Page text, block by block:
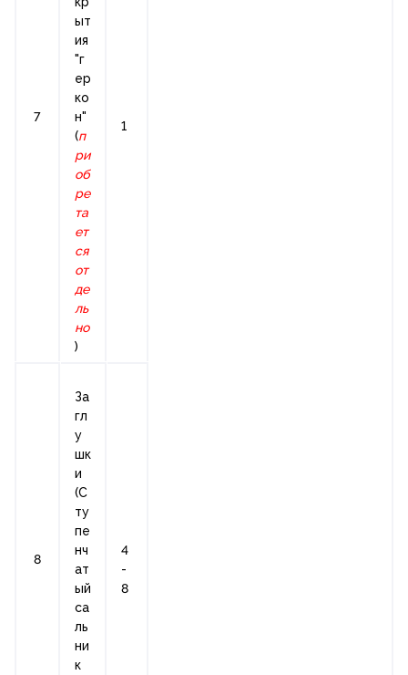
7
ыт
ия
"г
ер
ко
н"
(п
ри
об
ре
та
ет
ся
от
де
ль
но
)
1
8
За
гл
у
шк
и
(С
ту
пе
нч
ат
ый
са
ль
ни
к
4
-
8